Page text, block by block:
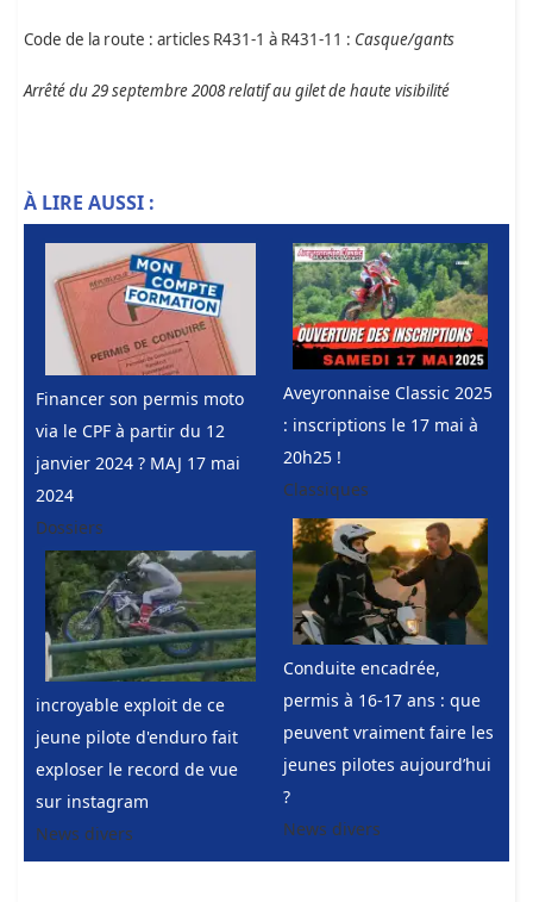
Code de la route : articles R431-1 à R431-11 : Casque/gants
Arrêté du 29 septembre 2008 relatif au gilet de haute visibilité
À LIRE AUSSI :
Financer son permis moto
via le CPF à partir du 12
janvier 2024 ? MAJ 17 mai
2024
Dossiers
incroyable exploit de ce
jeune pilote d'enduro fait
exploser le record de vue
sur instagram
News divers
Aveyronnaise Classic 2025
: inscriptions le 17 mai à
20h25 !
Classiques
Conduite encadrée,
permis à 16-17 ans : que
peuvent vraiment faire les
jeunes pilotes aujourd’hui
?
News divers